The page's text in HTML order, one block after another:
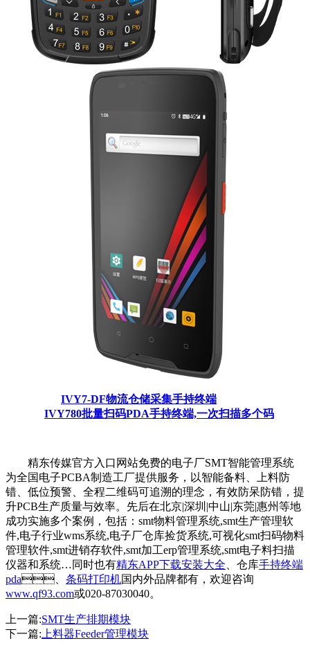
IVY7-DF物流仓储采集手持终端
IVY780批量扫码PDA手持终端,一次扫描多个码
精东传媒官方入口网站免费的电子厂SMT智能管理系统
为全国电子PCBA制造工厂提供服务，以智能备料、上料防
错、低位预警、全程二维码可追溯的理念，有效防呆防错，提
升PCB生产质量与效率。先后在北京|深圳|中山|东莞|惠州等地
成功实施多个案例，包括：smt物料管理系统,smt生产管理软
件,电子行业wms系统,电子厂仓库捡货系统,可视化smt扫码物料
管理软件,smt进销存软件,smt加工erp管理系统,smt电子料扫描
仪器和系统…同时也有精东APP下载安装大全 、仓库手持终端
pda、 条码打印机国内外品牌都有，欢迎咨询
www.qf93.com或020-87030040。
上一篇:SMT生产排期模块
下一篇: 上料器Feeder管理模块